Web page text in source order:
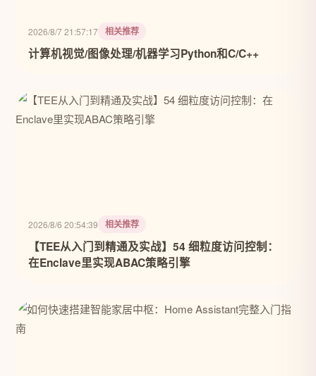
2026/8/7 21:57:17 相关推荐
计算机视觉/图像处理/机器学习Python和C/C++
2026/8/6 20:54:39 相关推荐
【TEE从入门到精通及实战】54 细粒度访问控制：
在Enclave里实现ABAC策略引擎